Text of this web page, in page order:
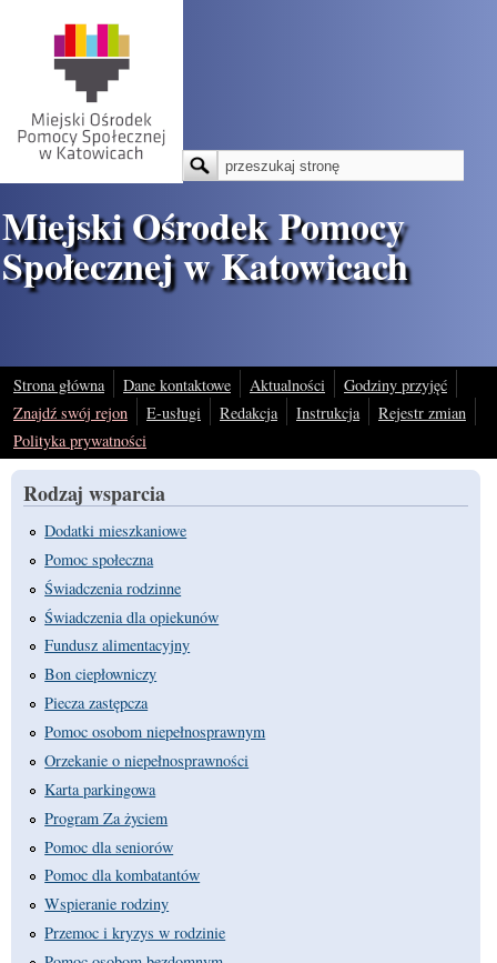
Miejski Ośrodek Pomocy
Społecznej w Katowicach
Formularz wyszukiwania
Szukaj
Strona główna Dane kontaktowe Aktualności
Godziny przyjęć
Znajdź swój rejon
E-usługi Redakcja Instrukcja
Rejestr zmian
Polityka prywatności
Rodzaj wsparcia
Dodatki mieszkaniowe
Pomoc społeczna
Świadczenia rodzinne
Świadczenia dla opiekunów
Fundusz alimentacyjny
Bon ciepłowniczy
Piecza zastępcza
Pomoc osobom niepełnosprawnym
Orzekanie o niepełnosprawności
Karta parkingowa
Program Za życiem
Pomoc dla seniorów
Pomoc dla kombatantów
Wspieranie rodziny
Przemoc i kryzys w rodzinie